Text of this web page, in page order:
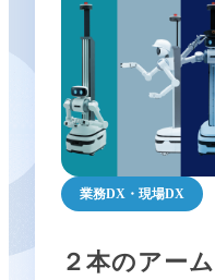
業務DX・現場DX
２本のアー